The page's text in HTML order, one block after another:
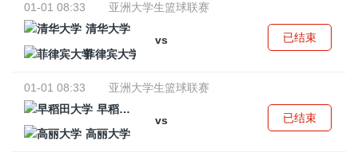
01-01 08:33
亚洲大学生篮球联赛
清华大学
vs
菲律宾大学
已结束
01-01 08:33
亚洲大学生篮球联赛
早稻田大学
vs
高丽大学
已结束